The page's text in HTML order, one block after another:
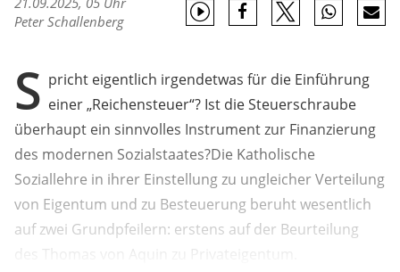
Peter Schallenberg
S pricht eigentlich irgendetwas für die Einführung
einer „Reichensteuer“? Ist die Steuerschraube
überhaupt ein sinnvolles Instrument zur Finanzierung
des modernen Sozialstaates?Die Katholische
Soziallehre in ihrer Einstellung zu ungleicher Verteilung
von Eigentum und zu Besteuerung beruht wesentlich
auf zwei Grundpfeilern: erstens auf der Beurteilung
des Thomas von Aquin zu Privateigentum.